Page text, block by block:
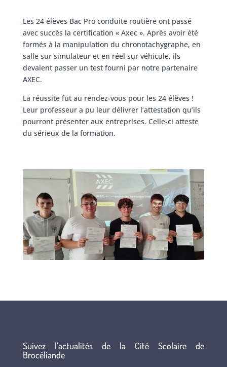
Les 24 élèves Bac Pro conduite routière ont passé
avec succès la certification « Axec ». Après avoir été
formés à la manipulation du chronotachygraphe, en
salle sur simulateur et en réel sur véhicule, ils
devaient passer un test fourni par notre partenaire
AXEC.
La réussite fut au rendez-vous pour les 24 élèves !
Leur professeur a pu leur délivrer l’attestation qu’ils
pourront présenter aux entreprises. Celle-ci atteste
du sérieux de la formation.
Suivez l’actualités de la Cité Scolaire de
Brocéliande